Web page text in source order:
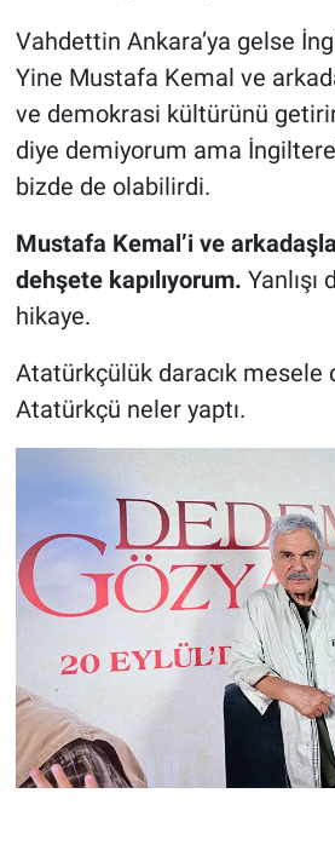
Vahdettin Ankara’ya gelse
Yine Mustafa Kemal ve
ve demokrasi kültürünü
diye demiyorum ama
bizde de olabilirdi.
Mustafa Kemal’i ve
dehşete kapılıyorum. Yanlışı
hikaye.
Atatürkçülük daracık mesele
Atatürkçü neler yaptı.